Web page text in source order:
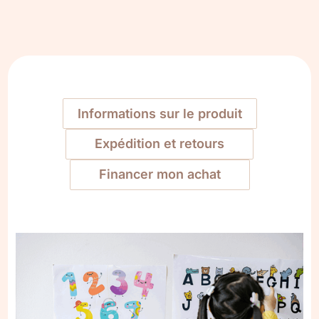
Informations sur le produit
Expédition et retours
Financer mon achat